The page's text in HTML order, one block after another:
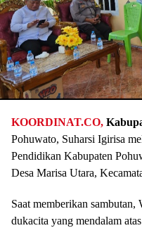
KOORDINAT.CO,
Pohuwato, Suharsi Igirisa
Pendidikan Kabupaten
Desa Marisa Utara,
Saat memberikan sambutan,
dukacita yang mendalam